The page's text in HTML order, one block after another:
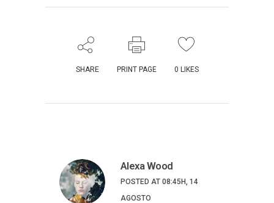
SHARE PRINT PAGE 0 LIKES
Alexa Wood
POSTED AT 08:45H, 14
AGOSTO